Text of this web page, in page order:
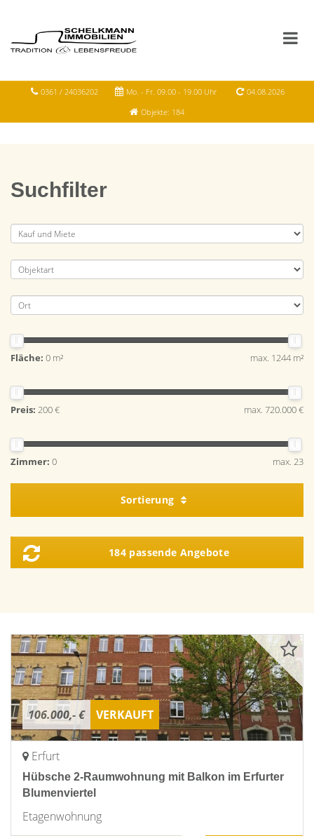
0361 / 24036202 Mo. - Fr. 09.00 - 19.00 Uhr
04.08.2026
Objekte: 184
Suchfilter
Fläche: 0 m² max. 1244 m²
Preis: 200 € max. 720.000 €
Zimmer: 0 max. 23
Sortierung
184 passende Angebote
106.000,- € VERKAUFT
Erfurt
Hübsche 2-Raumwohnung mit Balkon im Erfurter
Blumenviertel
Etagenwohnung